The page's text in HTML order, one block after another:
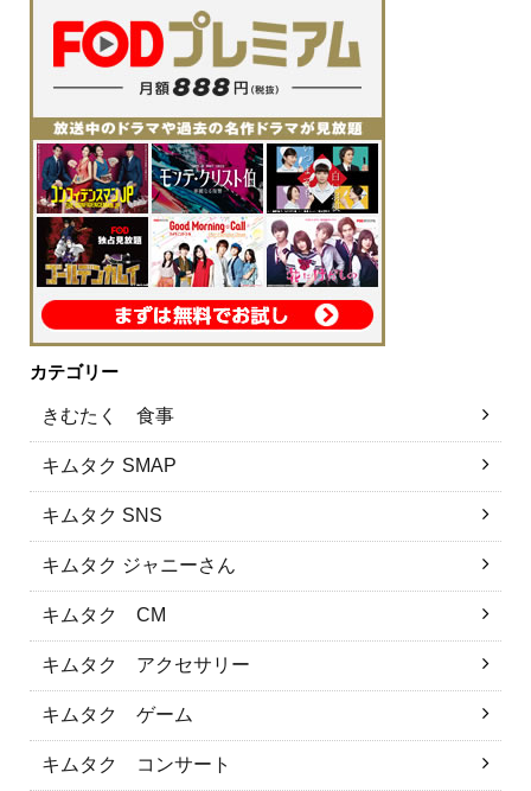
カテゴリー
きむたく 食事
キムタク SMAP
キムタク SNS
キムタク ジャニーさん
キムタク CM
キムタク アクセサリー
キムタク ゲーム
キムタク コンサート